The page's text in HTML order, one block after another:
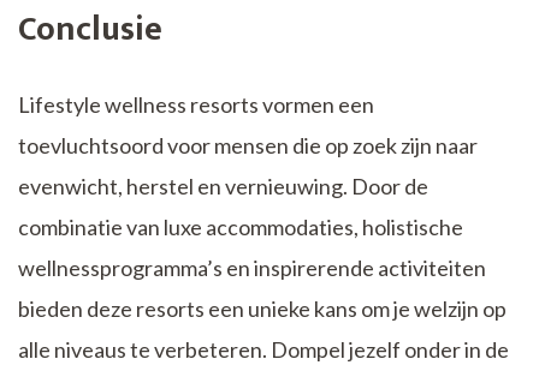
Conclusie
Lifestyle wellness resorts vormen een
toevluchtsoord voor mensen die op zoek zijn naar
evenwicht, herstel en vernieuwing. Door de
combinatie van luxe accommodaties, holistische
wellnessprogramma’s en inspirerende activiteiten
bieden deze resorts een unieke kans om je welzijn op
alle niveaus te verbeteren. Dompel jezelf onder in de